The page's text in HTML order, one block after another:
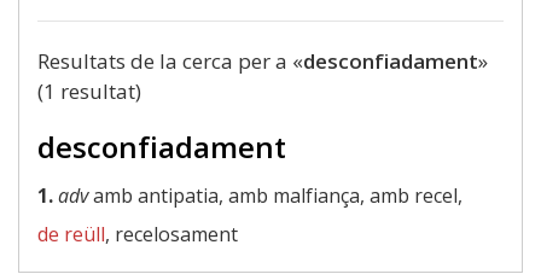
Resultats de la cerca per a «desconfiadament»
(1 resultat)
desconfiadament
1.advamb antipatia, amb malfiança, amb recel,
de reüll, recelosament